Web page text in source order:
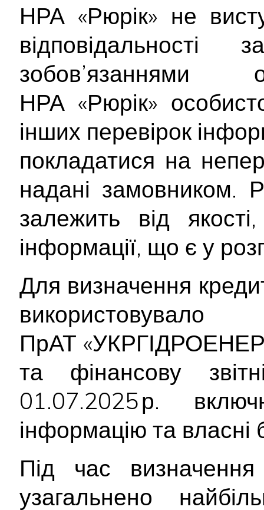
НРА «Рюрік» не
зобов’язаннями
НРА «Рюрік»
інших перевірок
покладатися на
надані замовником.
залежить від
інформації, що є у
Для визначення
ПрАТ
та фінансову
01.07.2025 р.
інформацію та власні
Під час визначення
узагальнено